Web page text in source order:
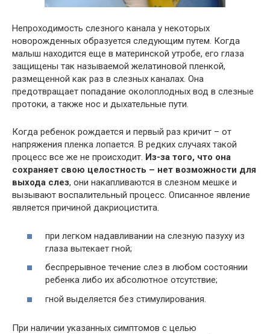
Непроходимость слезного канала у некоторых
новорожденных образуется следующим путем. Когда
малыш находится еще в материнской утробе, его глаза
защищены так называемой желатиновой пленкой,
размещенной как раз в слезных каналах. Она
предотвращает попадание околоплодных вод в слезные
протоки, а также нос и дыхательные пути.
Когда ребенок рождается и первый раз кричит – от
напряжения пленка лопается. В редких случаях такой
процесс все же не происходит. Из-за того, что она
сохраняет свою целостность – нет возможности для
выхода слез, они накапливаются в слезном мешке и
вызывают воспалительный процесс. Описанное явление
является причиной дакриоцистита.
при легком надавливании на слезную пазуху из
глаза вытекает гной;
беспрерывное течение слез в любом состоянии
ребенка либо их абсолютное отсутствие;
гной выделяется без стимулирования.
При наличии указанных симптомов с целью